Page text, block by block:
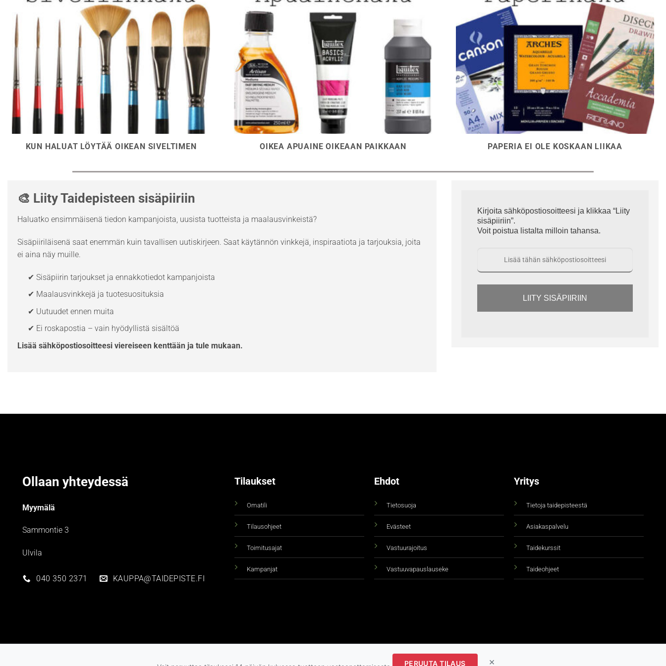
KUN HALUAT LÖYTÄÄ OIKEAN SIVELTIMEN OIKEA APUAINE OIKEAAN PAIKKAAN PAPERIA EI OLE KOSKAAN LIIKAA
🎨 Liity Taidepisteen sisäpiiriin
Haluatko ensimmäisenä tiedon kampanjoista, uusista tuotteista ja maalausvinkeistä?
Sisäpiiriläisenä saat enemmän kuin tavallisen uutiskirjeen. Saat käytännön vinkkejä, inspiraatiota ja tarjouksia, joita
ei aina näy muille.
✔ Sisäpiirin tarjoukset ja ennakkotiedot kampanjoista
✔ Maalausvinkkejä ja tuotesuosituksia
✔ Uutuudet ennen muita
✔ Ei roskapostia – vain hyödyllistä sisältöä
Lisää sähköpostiosoitteesi viereiseen kenttään ja tule mukaan.
Kirjoita sähköpostiosoitteesi ja klikkaa “Liity
sisäpiiriin”.
Voit poistua listalta milloin tahansa.
LIITY SISÄPIIRIIN
Ollaan yhteydessä
Myymälä
Sammontie 3
Ulvila
040 350 2371 KAUPPA@TAIDEPISTE.FI
Tilaukset
Omatili
Tilausohjeet
Toimitusajat
Kampanjat
Ehdot
Tietosuoja
Evästeet
Vastuurajoitus
Vastuuvapauslauseke
Yritys
Tietoja taidepisteestä
Asiakaspalvelu
Taidekurssit
Taideohjeet
Copyright 2026 ©taidepiste.fi PERUUTA TILAUS ×